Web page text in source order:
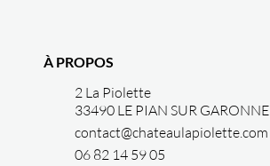
À PROPOS
2 La Piolette
33490 LE PIAN SUR GARONNE
contact@chateaulapiolette.com
06 82 14 59 05